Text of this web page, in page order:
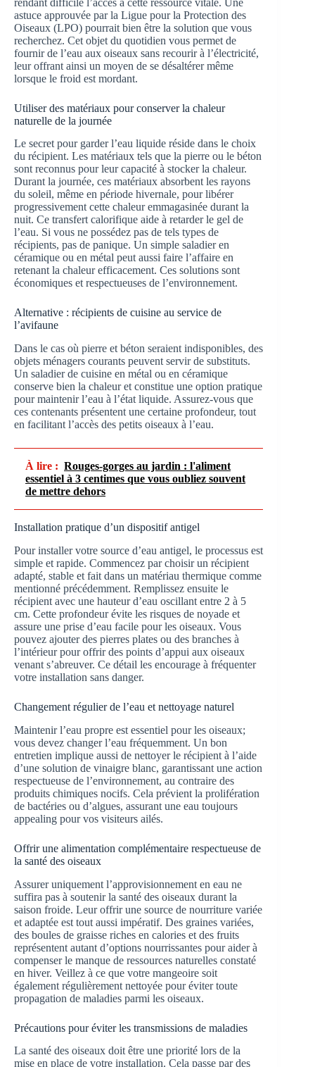
astuce approuvée par la Ligue pour la Protection des
Oiseaux (LPO) pourrait bien être la solution que vous
recherchez. Cet objet du quotidien vous permet de
fournir de l’eau aux oiseaux sans recourir à l’électricité,
leur offrant ainsi un moyen de se désaltérer même
lorsque le froid est mordant.
Utiliser des matériaux pour conserver la chaleur
naturelle de la journée
Le secret pour garder l’eau liquide réside dans le choix
du récipient. Les matériaux tels que la pierre ou le béton
sont reconnus pour leur capacité à stocker la chaleur.
Durant la journée, ces matériaux absorbent les rayons
du soleil, même en période hivernale, pour libérer
progressivement cette chaleur emmagasinée durant la
nuit. Ce transfert calorifique aide à retarder le gel de
l’eau. Si vous ne possédez pas de tels types de
récipients, pas de panique. Un simple saladier en
céramique ou en métal peut aussi faire l’affaire en
retenant la chaleur efficacement. Ces solutions sont
économiques et respectueuses de l’environnement.
Alternative : récipients de cuisine au service de
l’avifaune
Dans le cas où pierre et béton seraient indisponibles, des
objets ménagers courants peuvent servir de substituts.
Un saladier de cuisine en métal ou en céramique
conserve bien la chaleur et constitue une option pratique
pour maintenir l’eau à l’état liquide. Assurez-vous que
ces contenants présentent une certaine profondeur, tout
en facilitant l’accès des petits oiseaux à l’eau.
À lire : Rouges-gorges au jardin : l'aliment
essentiel à 3 centimes que vous oubliez souvent
de mettre dehors
Installation pratique d’un dispositif antigel
Pour installer votre source d’eau antigel, le processus est
simple et rapide. Commencez par choisir un récipient
adapté, stable et fait dans un matériau thermique comme
mentionné précédemment. Remplissez ensuite le
récipient avec une hauteur d’eau oscillant entre 2 à 5
cm. Cette profondeur évite les risques de noyade et
assure une prise d’eau facile pour les oiseaux. Vous
pouvez ajouter des pierres plates ou des branches à
l’intérieur pour offrir des points d’appui aux oiseaux
venant s’abreuver. Ce détail les encourage à fréquenter
votre installation sans danger.
Changement régulier de l’eau et nettoyage naturel
Maintenir l’eau propre est essentiel pour les oiseaux;
vous devez changer l’eau fréquemment. Un bon
entretien implique aussi de nettoyer le récipient à l’aide
d’une solution de vinaigre blanc, garantissant une action
respectueuse de l’environnement, au contraire des
produits chimiques nocifs. Cela prévient la prolifération
de bactéries ou d’algues, assurant une eau toujours
appealing pour vos visiteurs ailés.
Offrir une alimentation complémentaire respectueuse de
la santé des oiseaux
Assurer uniquement l’approvisionnement en eau ne
suffira pas à soutenir la santé des oiseaux durant la
saison froide. Leur offrir une source de nourriture variée
et adaptée est tout aussi impératif. Des graines variées,
des boules de graisse riches en calories et des fruits
représentent autant d’options nourrissantes pour aider à
compenser le manque de ressources naturelles constaté
en hiver. Veillez à ce que votre mangeoire soit
également régulièrement nettoyée pour éviter toute
propagation de maladies parmi les oiseaux.
Précautions pour éviter les transmissions de maladies
La santé des oiseaux doit être une priorité lors de la
mise en place de votre installation. Cela passe par des